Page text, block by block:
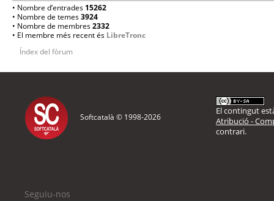
• Nombre d’entrades 15262
• Nombre de temes3924
• Nombre de membres2332
• El membre més recent és LibreTronc
Índex del fòrum
Softcatalà © 1998-2026
El contingut
Atribució -
contrari.
Seguiu-nos